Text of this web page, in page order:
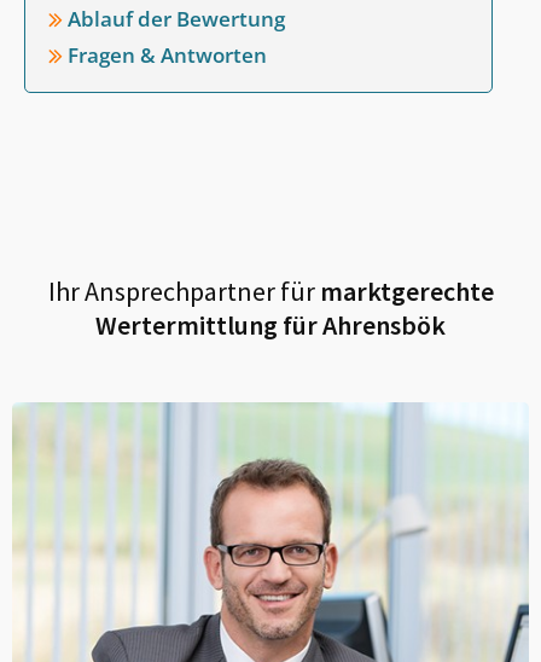
Ablauf der Bewertung
Fragen & Antworten
Ihr Ansprechpartner fürmarktgerechte
Wertermittlung fürAhrensbök